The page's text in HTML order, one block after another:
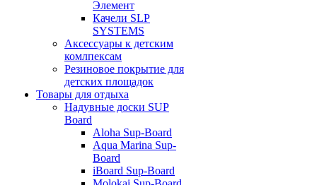
Элемент
Качели SLP
SYSTEMS
Аксессуары к детским
комлпексам
Резиновое покрытие для
детских площадок
Товары для отдыха
Надувные доски SUP
Board
Aloha Sup-Board
Aqua Marina Sup-
Board
iBoard Sup-Board